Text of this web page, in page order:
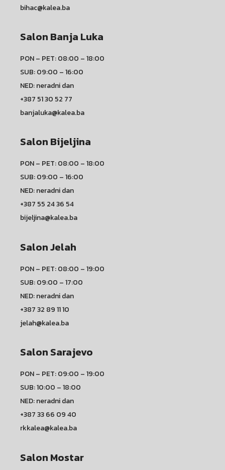
bihac@kalea.ba
Salon Banja Luka
PON – PET: 08:00 – 18:00
SUB: 09:00 – 16:00
NED: neradni dan
+387 51 30 52 77
banjaluka@kalea.ba
Salon Bijeljina
PON – PET: 08:00 – 18:00
SUB: 09:00 – 16:00
NED: neradni dan
+387 55 24 36 54
bijeljina@kalea.ba
Salon Jelah
PON – PET: 08:00 – 19:00
SUB: 09:00 – 17:00
NED: neradni dan
+387 32 89 11 10
jelah@kalea.ba
Salon Sarajevo
PON – PET: 09:00 – 19:00
SUB: 10:00 – 18:00
NED: neradni dan
+387 33 66 09 40
rkkalea@kalea.ba
Salon Mostar